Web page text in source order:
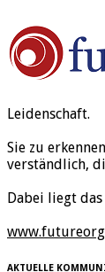
Leidenschaft.
Sie zu
verständlich,
Dabei liegt
AKTUELLE